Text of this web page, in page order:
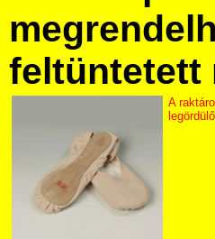
feltüntetett
A